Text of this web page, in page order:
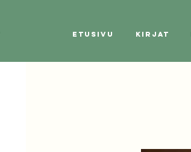
Etusivu Kirjat